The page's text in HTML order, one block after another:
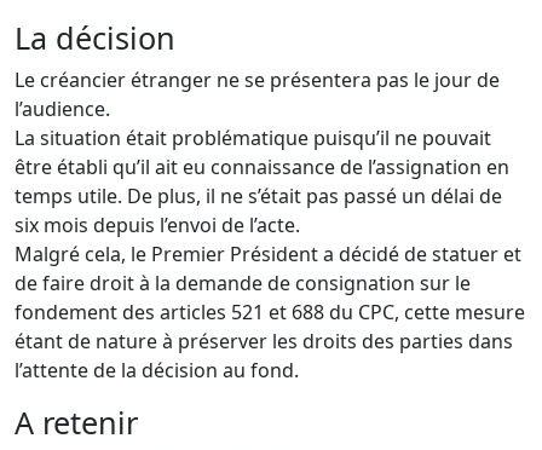
La décision
Le créancier étranger ne se présentera pas le jour de
l’audience.
La situation était problématique puisqu’il ne pouvait
être établi qu’il ait eu connaissance de l’assignation en
temps utile. De plus, il ne s’était pas passé un délai de
six mois depuis l’envoi de l’acte.
Malgré cela, le Premier Président a décidé de statuer et
de faire droit à la demande de consignation sur le
fondement des articles 521 et 688 du CPC, cette mesure
étant de nature à préserver les droits des parties dans
l’attente de la décision au fond.
A retenir